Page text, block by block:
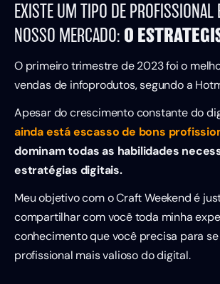
EXISTE UM TIPO DE PROFISSIONAL
NOSSO MERCADO: O
O primeiro trimestre de 2023 foi o
vendas de infoprodutos, segundo a
Apesar do crescimento constante do
ainda está escasso de bons
dominam todas as habilidades
estratégias digitais.
Meu objetivo com o Craft Weekend é
compartilhar com você toda minha
conhecimento que você precisa para
profissional mais valioso do digital.